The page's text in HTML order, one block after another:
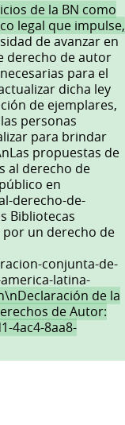
de la BN como
legal que impulse,
de avanzar en
derecho de autor
para el
dicha ley
de ejemplares,
personas
para brindar
propuestas de
al derecho de
en
derecho-de-
Bibliotecas
un derecho de
conjunta-de-
latina-
de la
de Autor:
4ac4-8aa8-